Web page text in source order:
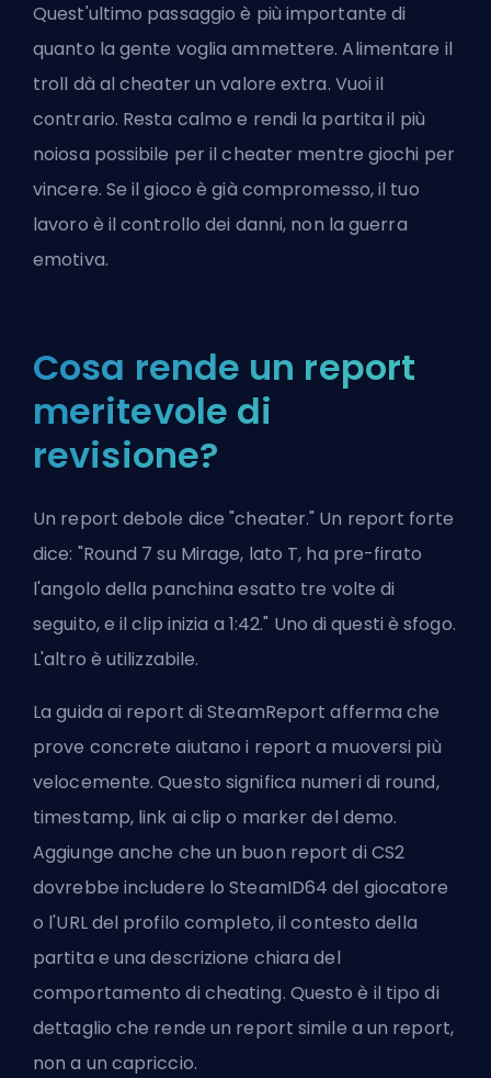
Quest'ultimo passaggio è più importante di
quanto la gente voglia ammettere. Alimentare il
troll dà al cheater un valore extra. Vuoi il
contrario. Resta calmo e rendi la partita il più
noiosa possibile per il cheater mentre giochi per
vincere. Se il gioco è già compromesso, il tuo
lavoro è il controllo dei danni, non la guerra
emotiva.
Cosa rende un report
meritevole di
revisione?
Un report debole dice "cheater." Un report forte
dice: "Round 7 su Mirage, lato T, ha pre-firato
l'angolo della panchina esatto tre volte di
seguito, e il clip inizia a 1:42." Uno di questi è sfogo.
L'altro è utilizzabile.
La guida ai report di SteamReport afferma che
prove concrete aiutano i report a muoversi più
velocemente. Questo significa numeri di round,
timestamp, link ai clip o marker del demo.
Aggiunge anche che un buon report di CS2
dovrebbe includere lo SteamID64 del giocatore
o l'URL del profilo completo, il contesto della
partita e una descrizione chiara del
comportamento di cheating. Questo è il tipo di
dettaglio che rende un report simile a un report,
non a un capriccio.